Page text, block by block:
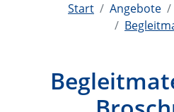
Start Angebote